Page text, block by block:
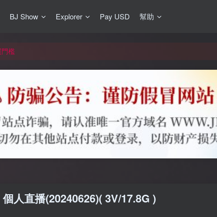
BJ Show Explorer Pay USD 幫助
檻
均不支援
新]
人直播(20240626)( 3V/17.8G )